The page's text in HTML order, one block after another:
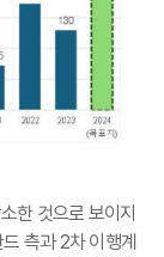
한 것으로 보이지
측과 2차 이행계